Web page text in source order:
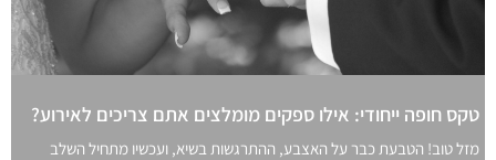
טקס חופה ייחודי: אילו ספקים מומלצים אתם צריכים לאירוע?
מזל טוב! הטבעת כבר על האצבע, ההתרגשות בשיא, ועכשיו מתחיל השלב